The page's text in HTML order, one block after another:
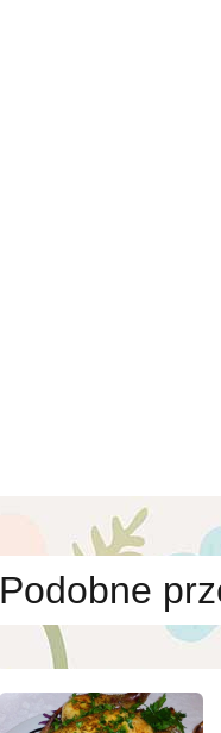
Podobne